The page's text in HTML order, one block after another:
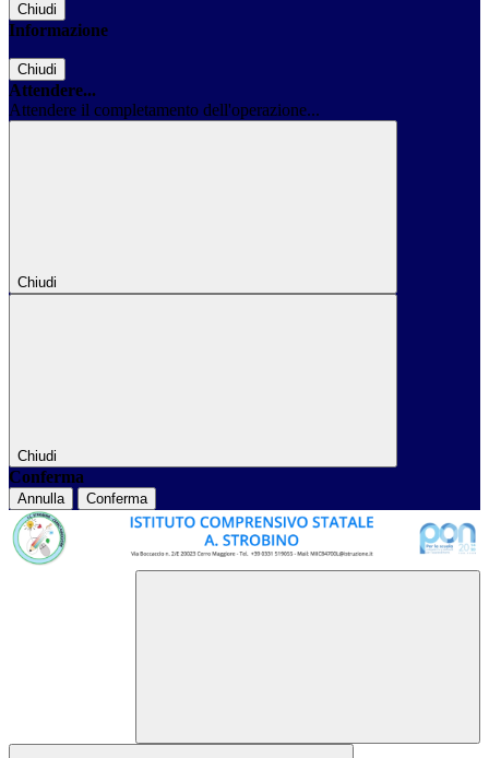
Chiudi
Informazione
Chiudi
Attendere...
Attendere il completamento dell'operazione...
Chiudi
Chiudi
Conferma
Annulla Conferma